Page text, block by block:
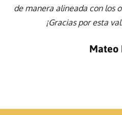
de manera alineada con los
¡Gracias por esta
Mateo